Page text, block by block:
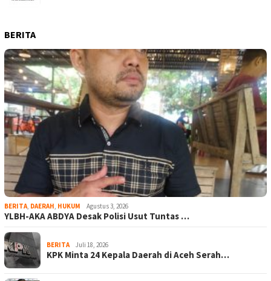
BERITA
BERITA, DAERAH, HUKUM Agustus 3, 2026
YLBH-AKA ABDYA Desak Polisi Usut Tuntas …
BERITA Juli 18, 2026
KPK Minta 24 Kepala Daerah di Aceh Serah…